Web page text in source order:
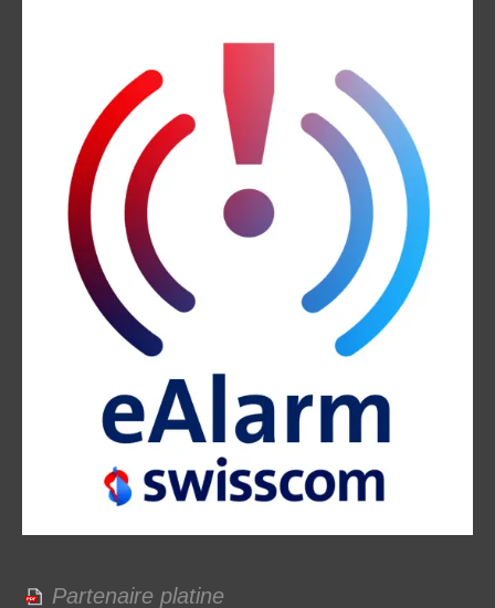
Partenaire platine